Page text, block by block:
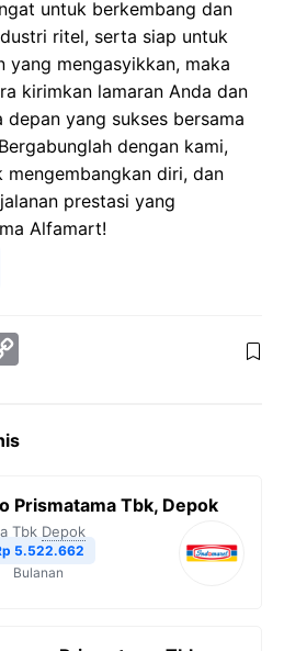
untuk berkembang dan
ritel, serta siap untuk
yang mengasyikkan, maka
kirimkan lamaran Anda dan
yang sukses bersama
dengan kami,
mengembangkan diri, dan
prestasi yang
Alfamart!
y
i
n
k
Prismatama Tbk, Depok
Tbk Depok
5.522.662
Bulanan